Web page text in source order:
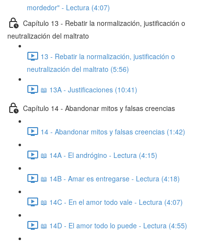
mordedor" - Lectura (4:07)
Capítulo 13 - Rebatir la normalización, justificación o
neutralización del maltrato
13 - Rebatir la normalización, justificación o
neutralización del maltrato (5:56)
📖 13A - Justificaciones (10:41)
Capítulo 14 - Abandonar mitos y falsas creencias
14 - Abandonar mitos y falsas creencias (1:42)
📖 14A - El andrógino - Lectura (4:15)
📖 14B - Amar es entregarse - Lectura (4:18)
📖 14C - En el amor todo vale - Lectura (4:07)
📖 14D - El amor todo lo puede - Lectura (4:55)